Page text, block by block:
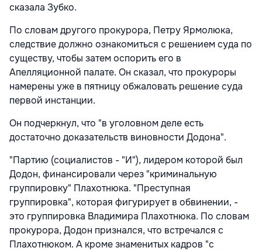
сказала Зубко.
По словам другого прокурора, Петру Ярмолюка,
следствие должно ознакомиться с решением суда по
существу, чтобы затем оспорить его в
Апелляционной палате. Он сказал, что прокуроры
намерены уже в пятницу обжаловать решение суда
первой инстанции.
Он подчеркнул, что "в уголовном деле есть
достаточно доказательств виновности Додона".
"Партию (социалистов - "И"), лидером которой был
Додон, финансировали через "криминальную
группировку" Плахотнюка. "Преступная
группировка", которая фигурирует в обвинении, -
это группировка Владимира Плахотнюка. По словам
прокурора, Додон признался, что встречался с
Плахотнюком. А кроме знаменитых кадров "с